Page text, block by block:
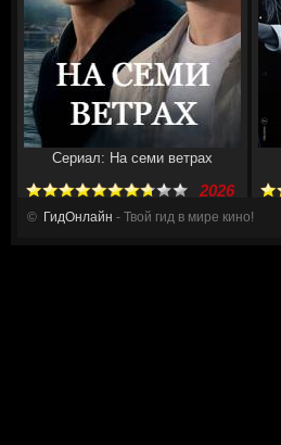
Сериал: На семи ветрах
2026
© ГидОнлайн - Твой гид в мире кино!